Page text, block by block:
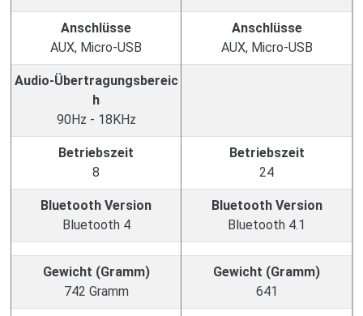
Anschlüsse
AUX, Micro-USB
Anschlüsse
AUX, Micro-USB
Audio-Übertragungsbereic
h
90Hz - 18KHz
Betriebszeit
8
Betriebszeit
24
Bluetooth Version
Bluetooth 4
Bluetooth Version
Bluetooth 4.1
Gewicht (Gramm)
742 Gramm
Gewicht (Gramm)
641